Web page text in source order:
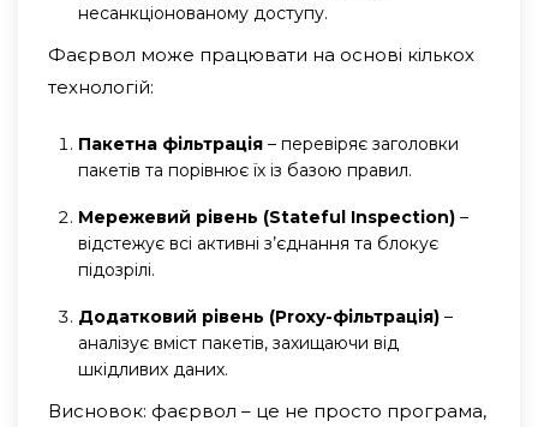
несанкціонованому доступу.
Фаєрвол може працювати на основі кількох
технологій:
Пакетна фільтрація – перевіряє заголовки
пакетів та порівнює їх із базою правил.
Мережевий рівень (Stateful Inspection) –
відстежує всі активні з’єднання та блокує
підозрілі.
Додатковий рівень (Proxy-фільтрація) –
аналізує вміст пакетів, захищаючи від
шкідливих даних.
Висновок: фаєрвол – це не просто програма,